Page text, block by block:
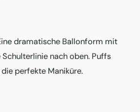
dramatische Ballonform mit
nach oben. Puffs
perfekte Maniküre.